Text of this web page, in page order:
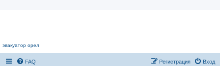
эвакуатор орел
FAQ Вход
Регистрация